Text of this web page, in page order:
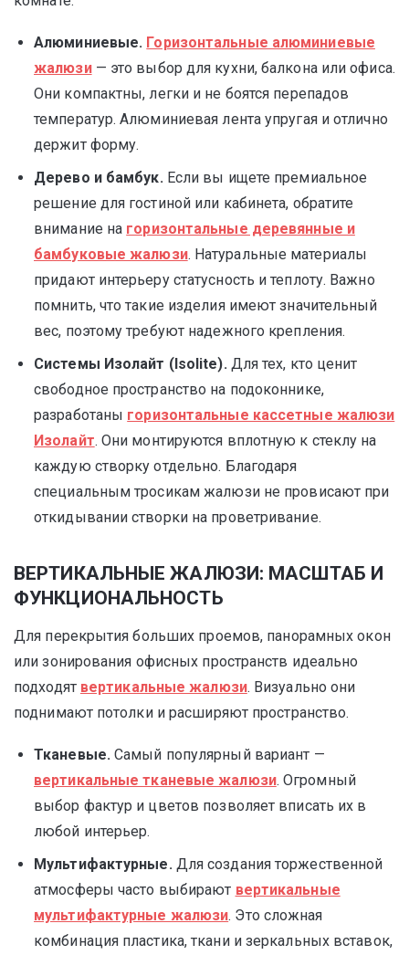
Алюминиевые. Горизонтальные алюминиевые
жалюзи— это выбор для кухни, балкона или офиса.
Они компактны, легки и не боятся перепадов
температур. Алюминиевая лента упругая и отлично
держит форму.
Дерево и бамбук.Если вы ищете премиальное
решение для гостиной или кабинета, обратите
внимание на горизонтальные деревянные и
бамбуковые жалюзи. Натуральные материалы
придают интерьеру статусность и теплоту. Важно
помнить, что такие изделия имеют значительный
вес, поэтому требуют надежного крепления.
Системы Изолайт (Isolite).Для тех, кто ценит
свободное пространство на подоконнике,
разработаны горизонтальные кассетные жалюзи
Изолайт. Они монтируются вплотную к стеклу на
каждую створку отдельно. Благодаря
специальным тросикам жалюзи не провисают при
откидывании створки на проветривание.
ВЕРТИКАЛЬНЫЕ ЖАЛЮЗИ: МАСШТАБ И
ФУНКЦИОНАЛЬНОСТЬ
Для перекрытия больших проемов, панорамных окон
или зонирования офисных пространств идеально
подходят вертикальные жалюзи. Визуально они
поднимают потолки и расширяют пространство.
Тканевые.Самый популярный вариант —
вертикальные тканевые жалюзи. Огромный
выбор фактур и цветов позволяет вписать их в
любой интерьер.
Мультифактурные.Для создания торжественной
атмосферы часто выбирают вертикальные
мультифактурные жалюзи. Это сложная
комбинация пластика, ткани и зеркальных вставок,